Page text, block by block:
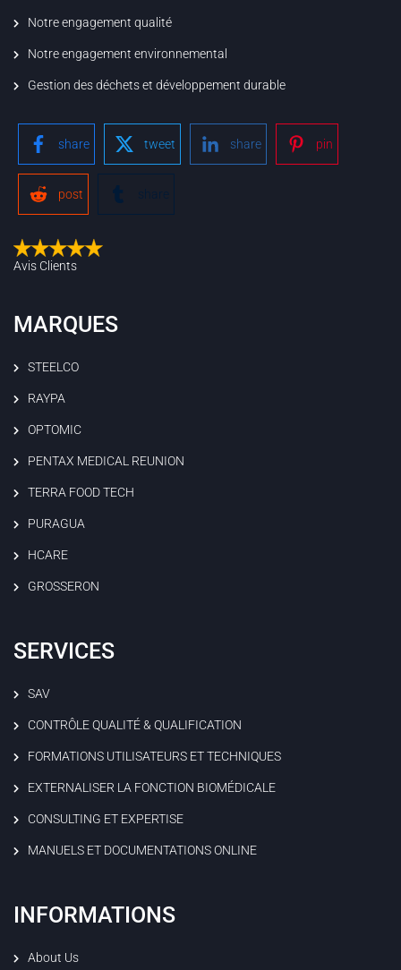
Notre engagement qualité
Notre engagement environnemental
Gestion des déchets et développement durable
share tweet share pin
post share
Avis Clients
MARQUES
STEELCO
RAYPA
OPTOMIC
PENTAX MEDICAL REUNION
TERRA FOOD TECH
PURAGUA
HCARE
GROSSERON
SERVICES
SAV
CONTRÔLE QUALITÉ & QUALIFICATION
FORMATIONS UTILISATEURS ET TECHNIQUES
EXTERNALISER LA FONCTION BIOMÉDICALE
CONSULTING ET EXPERTISE
MANUELS ET DOCUMENTATIONS ONLINE
INFORMATIONS
About Us